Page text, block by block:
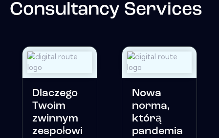
Consultancy Services
Dlaczego
Twoim
zwinnym
zespołowi
Nowa
norma,
którą
pandemia